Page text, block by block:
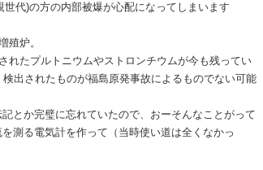
代)の方の内部被爆が心配になってしまいます
殖炉。
れたプルトニウムやストロンチウムが今も残ってい
出されたものが福島原発事故によるものでない可能
とか完璧に忘れていたので、おーそんなことがって
測る電気計を作って（当時使い道は全くなかっ